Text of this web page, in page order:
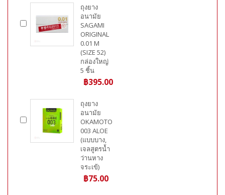
ถุงยาง
อนามัย
SAGAMI
ORIGINAL
0.01 M
(SIZE 52)
กล่องใหญ่
5 ชิ้น
฿395.00
ถุงยาง
อนามัย
OKAMOTO
003 ALOE
(แบบบาง,
เจลสูตรน้ำ
ว่านหาง
จระเข้)
฿75.00